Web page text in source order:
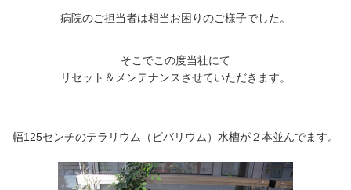
病院のご担当者は相当お困りのご様子でした。
そこでこの度当社にて
リセット＆メンテナンスさせていただきます。
幅125センチのテラリウム（ビバリウム）水槽が２本並んでます。